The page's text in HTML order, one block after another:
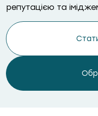
репутацією та